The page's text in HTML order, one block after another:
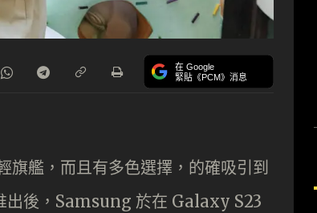
在 Google
緊貼《PCM》消息
艦，而且有多色選擇，的確吸引到
出後，Samsung 於在 Galaxy S23